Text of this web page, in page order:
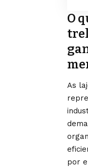
O
As
por